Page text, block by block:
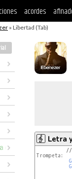
acordes
» Libertad (Tab)
delante de ti
Letra
Trompeta:
G
G